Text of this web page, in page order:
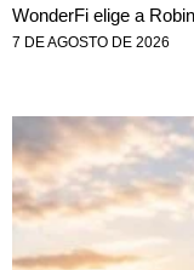
WonderFi elige a
7 DE AGOSTO DE 2026